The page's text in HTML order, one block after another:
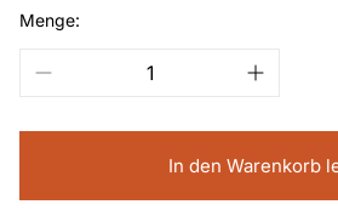
Menge:
In den Warenkorb